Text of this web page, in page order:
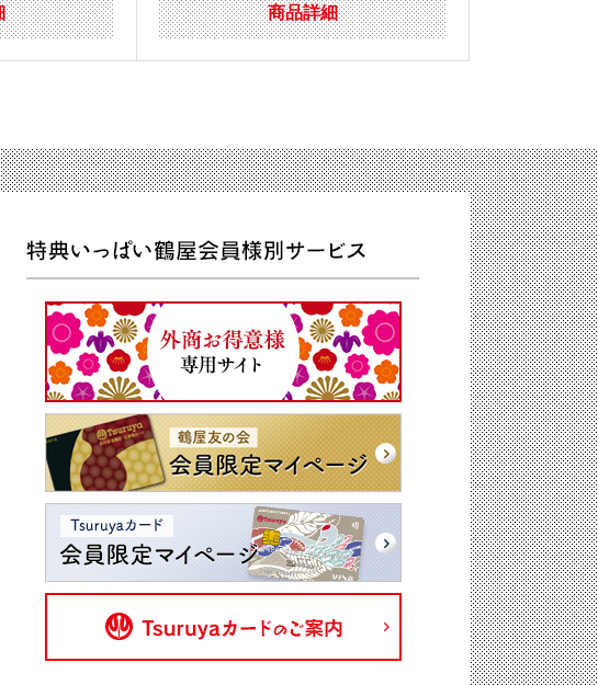
商品詳細